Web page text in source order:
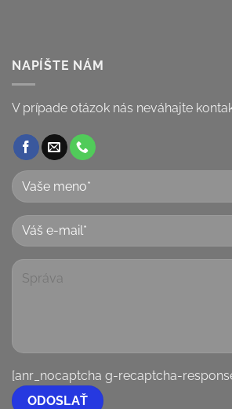
NAPÍŠTE NÁM
V prípade otázok nás neváhajte
[anr_nocaptcha g-recaptcha-